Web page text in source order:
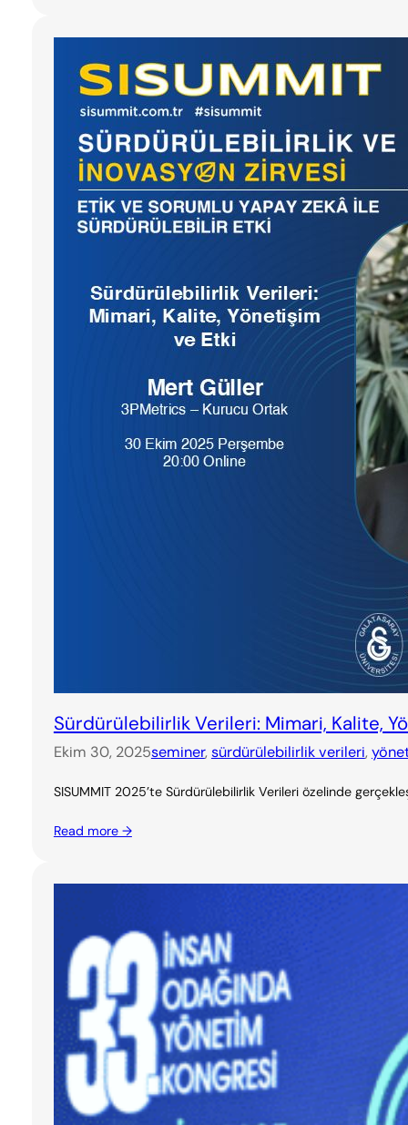
Sürdürülebilirlik Verileri: Mimari, Kalite,
Ekim 30, 2025seminer, sürdürülebilirlik verileri,
SISUMMIT 2025’te Sürdürülebilirlik Verileri özelinde
Read more →